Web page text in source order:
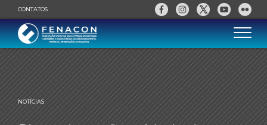
CONTATOS
NOTÍCIAS